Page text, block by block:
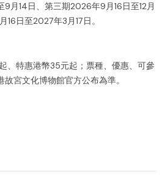
月14日、第三期2026年9月16日至12月
16日至2027年3月17日。
、特惠港幣35元起；票種、優惠、可參
宮文化博物館官方公布為準。